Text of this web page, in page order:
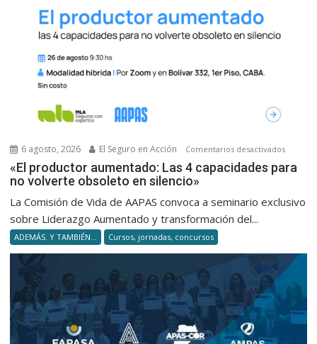
6 agosto, 2026 El Seguro en Acción Comentarios desactivadosen
«El
para
no
volverte
en
«El productor aumentado: Las 4 capacidades para
no volverte obsoleto en silencio»
La Comisión de Vida de AAPAS convoca a seminario exclusivo
sobre Liderazgo Aumentado y transformación del...
ADEMÁS. Y TAMBIÉN... Cursos, jornadas, concursos